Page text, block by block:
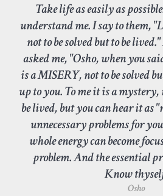
Take life as easily as
understand me. I say to them,
not to be solved but to be
asked me, "Osho, when you
is a MISERY, not to be solved
up to you. To me it is a mystery,
be lived, but you can hear it as
unnecessary problems for
whole energy can become
problem. And the essential
Know
Osho